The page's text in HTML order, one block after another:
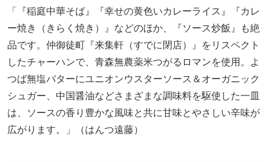
「『稲庭中華そば』『幸せの黄色いカレーライス』『カレ
ー焼き（きらく焼き）』などのほか、『ソース炒飯』も絶
品です。仲御徒町『来集軒（すでに閉店）』をリスペクト
したチャーハンで、青森無農薬米つがるロマンを使用。よ
つば無塩バターにユニオンウスターソース＆オーガニック
シュガー、中国醤油などさまざまな調味料を駆使した一皿
は、ソースの香り豊かな風味と共に甘味とやさしい辛味が
広がります。」（はんつ遠藤）